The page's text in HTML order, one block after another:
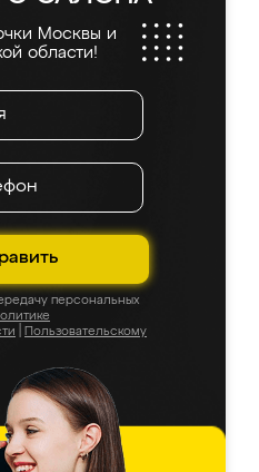
Москвы и
области!
персональных
Пользовательскому